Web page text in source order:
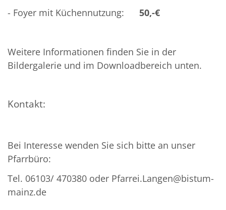
- Foyer mit Küchennutzung: 50,-€
Weitere Informationen finden Sie in der
Bildergalerie und im Downloadbereich unten.
Kontakt:
Bei Interesse wenden Sie sich bitte an unser
Pfarrbüro:
Tel. 06103/ 470380 oder Pfarrei.Langen@bistum-
mainz.de